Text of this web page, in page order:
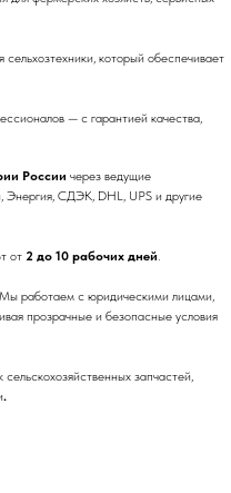
который обеспечивает
— с гарантией качества,
России через ведущие
СДЭК, DHL, UPS и другие
от 2 до 10 рабочих дней.
работаем с юридическими лицами,
прозрачные и безопасные условия
запчастей,
.